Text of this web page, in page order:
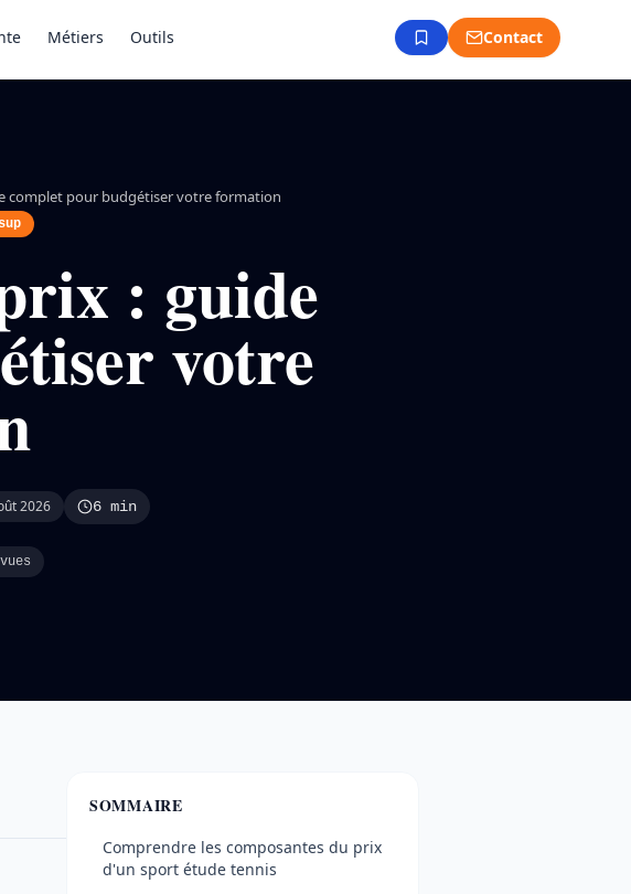
Métiers Outils Contact
complet pour budgétiser votre formation
: guide
votre
2026 6 min
vues
SOMMAIRE
Comprendre les composantes du prix
d'un sport étude tennis